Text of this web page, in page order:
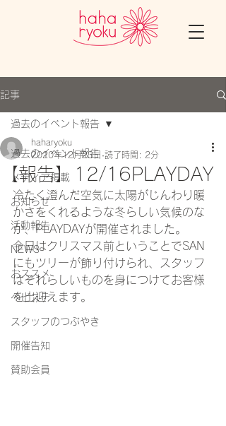
記事
過去のイベント報告
メディア掲載
お知らせ
活動報告
NEWS
おススメ
ベビステ
スタッフのつぶやき
開催告知
賛助会員
過去のイベント報告
【報告】12/16PLAYDAY
haharyoku
2020年12月23日 読了時間: 2分
冷たく澄んだ空気に太陽がじんわり暖
かさをくれるような冬らしい気候のな
か、PLAYDAYが開催されました。
今日はクリスマス前ということでSAN
にもツリーが飾り付けられ、スタッフ
はそれらしいものを身につけてお客様
を出迎えます。